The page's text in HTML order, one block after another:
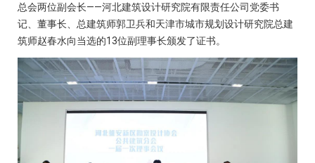
总会两位副会长——河北建筑设计研究院有限责任公司党委书
记、董事长、总建筑师郭卫兵和天津市城市规划设计研究院总建
筑师赵春水向当选的13位副理事长颁发了证书。